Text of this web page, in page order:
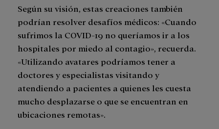
Según su visión, estas creaciones también
podrían resolver desafíos médicos: «Cuando
sufrimos la COVID-19 no queríamos ir a los
hospitales por miedo al contagio», recuerda.
«Utilizando avatares podríamos tener a
doctores y especialistas visitando y
atendiendo a pacientes a quienes les cuesta
mucho desplazarse o que se encuentran en
ubicaciones remotas».